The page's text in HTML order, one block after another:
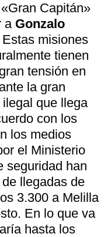
Capitán»
a Gonzalo
misiones
tienen
tensión en
la gran
que llega
con los
los medios
el Ministerio
seguridad han
llegadas de
3.300 a Melilla
En lo que va
hasta los